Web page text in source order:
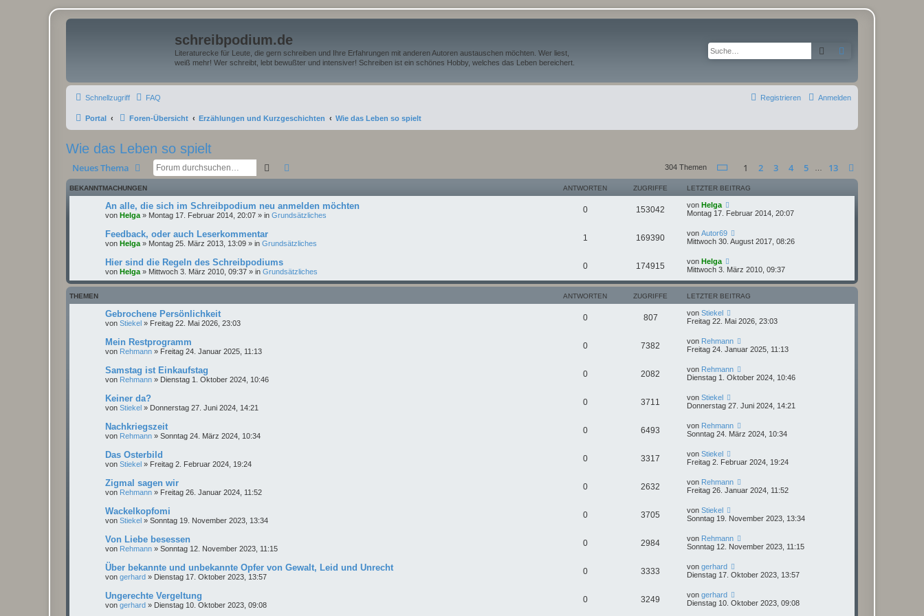
schreibpodium.de
Literaturecke für Leute, die gern schreiben und Ihre Erfahrungen mit anderen Autoren austauschen möchten. Wer liest,
weiß mehr! Wer schreibt, lebt bewußter und intensiver! Schreiben ist ein schönes Hobby, welches das Leben bereichert.
Suche
Schnellzugriff FAQ Anmelden
Registrieren
Portal Foren-Übersicht Erzählungen und Kurzgeschichten Wie das Leben so spielt
Wie das Leben so spielt
Neues Thema Suche 304 Themen Seite von13
1 2 3 4 5 13
BEKANNTMACHUNGEN ANTWORTEN ZUGRIFFE LETZTER BEITRAG
An alle, die sich im Schreibpodium neu anmelden möchten
von Helga » Montag 17. Februar 2014, 20:07 » in Grundsätzliches
0 153042 von Helga
Montag 17. Februar 2014, 20:07
Feedback, oder auch Leserkommentar
von Helga » Montag 25. März 2013, 13:09 » in Grundsätzliches
1 169390 von Autor69
Mittwoch 30. August 2017, 08:26
Hier sind die Regeln des Schreibpodiums
von Helga » Mittwoch 3. März 2010, 09:37 » in Grundsätzliches
0 174915 von Helga
Mittwoch 3. März 2010, 09:37
THEMEN ANTWORTEN ZUGRIFFE LETZTER BEITRAG
Gebrochene Persönlichkeit
von Stiekel » Freitag 22. Mai 2026, 23:03
0 807 von Stiekel
Freitag 22. Mai 2026, 23:03
Mein Restprogramm
von Rehmann » Freitag 24. Januar 2025, 11:13
0 7382 von Rehmann
Freitag 24. Januar 2025, 11:13
Samstag ist Einkaufstag
von Rehmann » Dienstag 1. Oktober 2024, 10:46
0 2082 von Rehmann
Dienstag 1. Oktober 2024, 10:46
Keiner da?
von Stiekel » Donnerstag 27. Juni 2024, 14:21
0 3711 von Stiekel
Donnerstag 27. Juni 2024, 14:21
Nachkriegszeit
von Rehmann » Sonntag 24. März 2024, 10:34
0 6493 von Rehmann
Sonntag 24. März 2024, 10:34
Das Osterbild
von Stiekel » Freitag 2. Februar 2024, 19:24
0 3317 von Stiekel
Freitag 2. Februar 2024, 19:24
Zigmal sagen wir
von Rehmann » Freitag 26. Januar 2024, 11:52
0 2632 von Rehmann
Freitag 26. Januar 2024, 11:52
Wackelkopfomi
von Stiekel » Sonntag 19. November 2023, 13:34
0 3705 von Stiekel
Sonntag 19. November 2023, 13:34
Von Liebe besessen
von Rehmann » Sonntag 12. November 2023, 11:15
0 2984 von Rehmann
Sonntag 12. November 2023, 11:15
Über bekannte und unbekannte Opfer von Gewalt, Leid und Unrecht
von gerhard » Dienstag 17. Oktober 2023, 13:57
0 3333 von gerhard
Dienstag 17. Oktober 2023, 13:57
Ungerechte Vergeltung
von gerhard » Dienstag 10. Oktober 2023, 09:08
0 3249 von gerhard
Dienstag 10. Oktober 2023, 09:08